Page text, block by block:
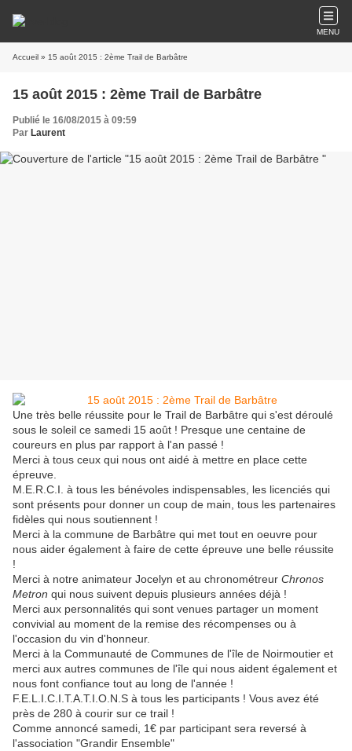
MENU
Accueil » 15 août 2015 : 2ème Trail de Barbâtre
15 août 2015 : 2ème Trail de Barbâtre
Publié le 16/08/2015 à 09:59
Par Laurent
Une très belle réussite pour le Trail de Barbâtre qui s'est déroulé
sous le soleil ce samedi 15 août ! Presque une centaine de
coureurs en plus par rapport à l'an passé !
Merci à tous ceux qui nous ont aidé à mettre en place cette
épreuve.
M.E.R.C.I. à tous les bénévoles indispensables, les licenciés qui
sont présents pour donner un coup de main, tous les partenaires
fidèles qui nous soutiennent !
Merci à la commune de Barbâtre qui met tout en oeuvre pour
nous aider également à faire de cette épreuve une belle réussite
!
Merci à notre animateur Jocelyn et au chronométreur Chronos
Metron qui nous suivent depuis plusieurs années déjà !
Merci aux personnalités qui sont venues partager un moment
convivial au moment de la remise des récompenses ou à
l'occasion du vin d'honneur.
Merci à la Communauté de Communes de l'île de Noirmoutier et
merci aux autres communes de l'île qui nous aident également et
nous font confiance tout au long de l'année !
F.E.L.I.C.I.T.A.T.I.O.N.S à tous les participants ! Vous avez été
près de 280 à courir sur ce trail !
Comme annoncé samedi, 1€ par participant sera reversé à
l'association "Grandir Ensemble"